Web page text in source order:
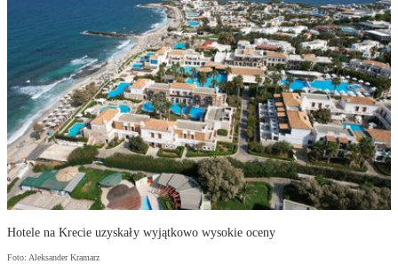
Hotele na Krecie uzyskały wyjątkowo wysokie oceny
Foto: Aleksander Kramarz